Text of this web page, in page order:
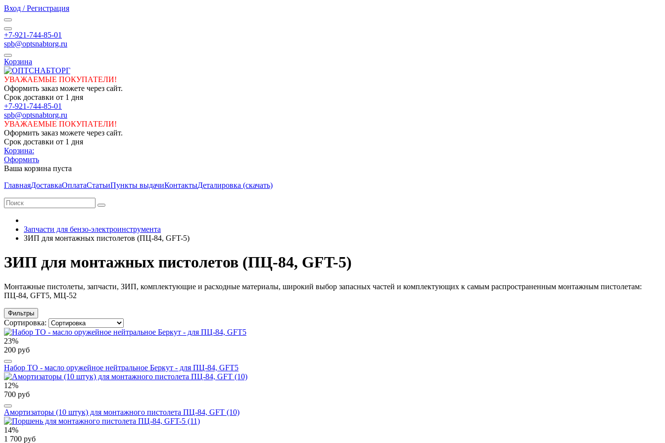
Вход / Регистрация
+7-921-744-85-01
spb@optsnabtorg.ru
Корзина
УВАЖАЕМЫЕ ПОКУПАТЕЛИ!
Оформить заказ можете через сайт.
Срок доставки от 1 дня
+7-921-744-85-01
spb@optsnabtorg.ru
УВАЖАЕМЫЕ ПОКУПАТЕЛИ!
Оформить заказ можете через сайт.
Срок доставки от 1 дня
Корзина:
Оформить
Ваша корзина пуста
ГлавнаяДоставкаОплатаСтатьиПункты выдачиКонтактыДеталировка (скачать)
Запчасти для бензо-электроинструмента
ЗИП для монтажных пистолетов (ПЦ-84, GFT-5)
ЗИП для монтажных пистолетов (ПЦ-84, GFT-5)
Монтажные пистолеты, запчасти, ЗИП, комплектующие и расходные материалы, широкий выбор запасных частей и комплектующих к самым распространенным монтажным пистолетам:
ПЦ-84, GFT5, МЦ-52
Фильтры
Сортировка:
23%
200 руб
Набор ТО - масло оружейное нейтральное Беркут - для ПЦ-84, GFT5
12%
700 руб
Амортизаторы (10 штук) для монтажного пистолета ПЦ-84, GFT (10)
14%
1 700 руб